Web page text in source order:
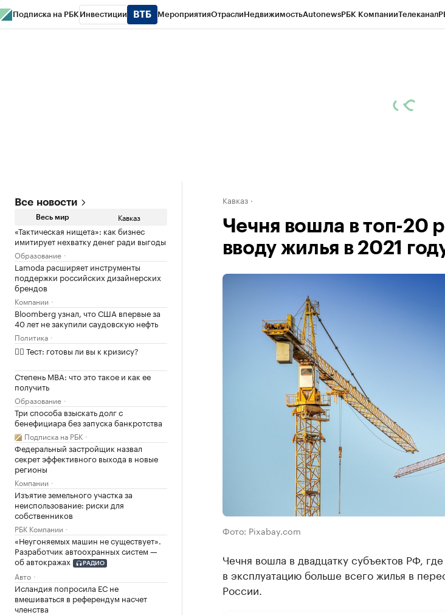
Подписка на РБК Инвестиции МероприятияОтраслиНедвижимостьAutonewsРБК КомпанииТелеканал
Все новости
Весь мир Кавказ
«Тактическая нищета»: как бизнес
имитирует нехватку денег ради выгоды
Образование
Lamoda расширяет инструменты
поддержки российских дизайнерских
брендов
Компании
Bloomberg узнал, что США впервые за
40 лет не закупили саудовскую нефть
Политика
✍🏻 Тест: готовы ли вы к кризису?
Степень MBA: что это такое и как ее
получить
Образование
Три способа взыскать долг с
бенефициара без запуска банкротства
Подписка на РБК
Федеральный застройщик назвал
секрет эффективного выхода в новые
регионы
Компании
Изъятие земельного участка за
неиспользование: риски для
собственников
РБК Компании
«Неугоняемых машин не существует».
Разработчик автоохранных систем —
об автокражах
РАДИО
Авто
Исландия попросила ЕС не
вмешиваться в референдум насчет
членства
Кавказ
Чечня вошла в топ-20
вводу жилья в 2021
Фото: Pixabay.com
Чечня вошла в двадцатку субъектов РФ,
в эксплуатацию больше всего жилья в
России.